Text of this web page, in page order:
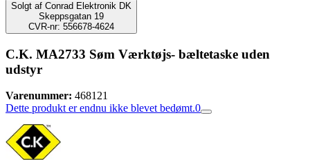
Solgt af Conrad Elektronik DK
Skeppsgatan 19
CVR-nr: 556678-4624
C.K. MA2733 Søm Værktøjs- bæltetaske uden
udstyr
Varenummer: 468121
Dette produkt er endnu ikke blevet bedømt.0